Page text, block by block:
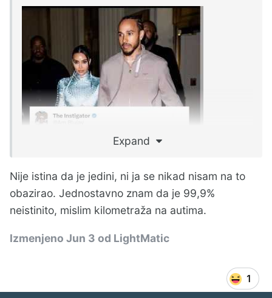
Expand
Nije istina da je jedini, ni ja se nikad nisam na to
obazirao. Jednostavno znam da je 99,9%
neistinito, mislim kilometraža na autima.
Izmenjeno Jun 3 od LightMatic
1